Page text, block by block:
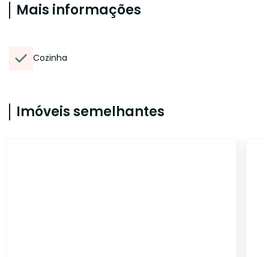
Mais informações
Cozinha
Imóveis semelhantes